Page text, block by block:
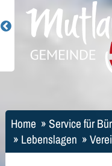
Home »Service für
» Lebenslagen »